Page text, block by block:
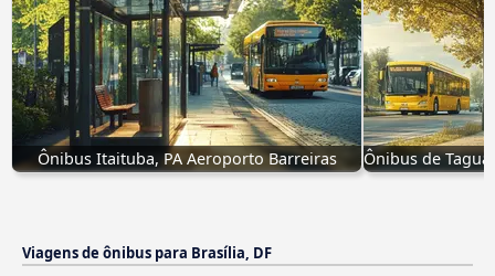
Ônibus Itaituba, PA Aeroporto Barreiras Ônibus de
Viagens de ônibus para Brasília, DF